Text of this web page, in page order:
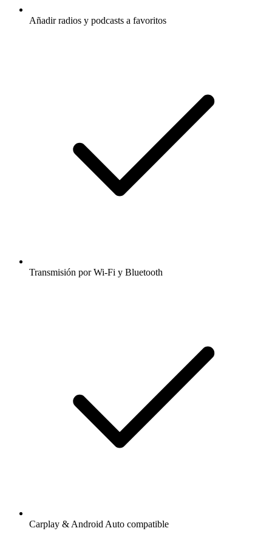
Añadir radios y podcasts a favoritos
Transmisión por Wi-Fi y Bluetooth
Carplay & Android Auto compatible